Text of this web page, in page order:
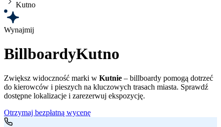
Kutno
Wynajmij
BillboardyKutno
Zwiększ widoczność marki w Kutnie – billboardy pomogą dotrzeć
do kierowców i pieszych na kluczowych trasach miasta. Sprawdź
dostępne lokalizacje i zarezerwuj ekspozycję.
Otrzymaj bezpłatną wycenę